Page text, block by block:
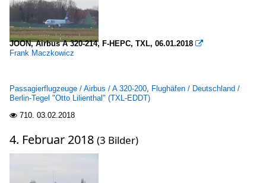
JOON, Airbus A 320-214, F-HEPC, TXL, 06.01.2018 
Frank Maczkowicz
Passagierflugzeuge / Airbus / A 320-200, Flughäfen / Deutschland /
Berlin-Tegel "Otto Lilienthal" (TXL-EDDT)
 710. 03.02.2018
4. Februar 2018 (3 Bilder)